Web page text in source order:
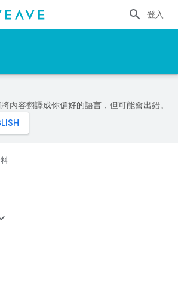
登入
內容翻譯成你偏好的語言，但可能會出錯。